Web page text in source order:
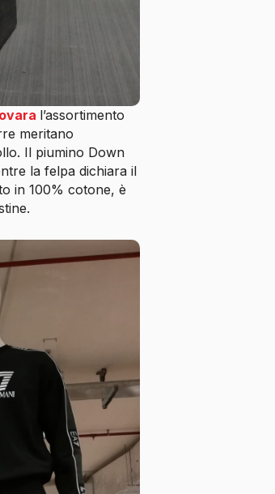
l’assortimento
meritano
Il piumino Down
la felpa dichiara il
in 100% cotone, è